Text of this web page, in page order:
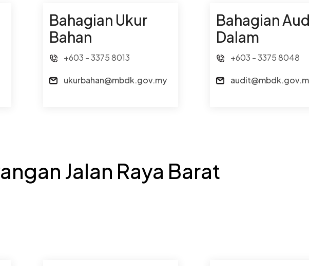
Bahagian Ukur
Bahan
+603 - 3375 8013
ukurbahan@mbdk.gov.my
Bahagian
Dalam
+603 - 3375 8048
Jalan Raya Barat